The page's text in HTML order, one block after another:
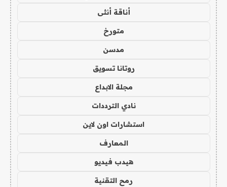
أناقة أنثى
متورخ
مدسن
روتانا تسويق
مجلة الابداع
نادي الترددات
استشارات اون لاين
المعارف
هيدب فيديو
رمح التقنية